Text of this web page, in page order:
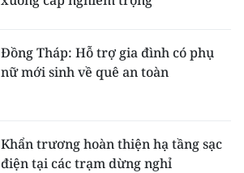
Đồng Tháp: Hỗ trợ gia đình có phụ
nữ mới sinh về quê an toàn
Khẩn trương hoàn thiện hạ tầng sạc
điện tại các trạm dừng nghỉ